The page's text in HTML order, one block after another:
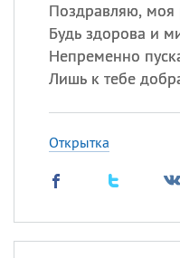
Поздравляю, моя
Будь здорова и
Непременно
Лишь к тебе
Открытка